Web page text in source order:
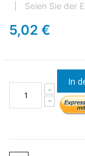
Seien Sie der
5,02 €
In